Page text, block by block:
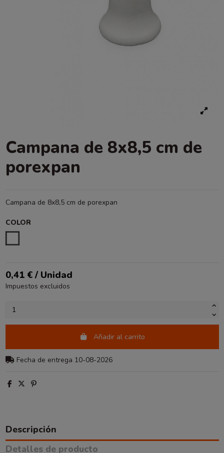
Campana de 8x8,5 cm de
porexpan
Campana de 8x8,5 cm de porexpan
COLOR
0,41 € / Unidad
Impuestos excluidos
Añadir al carrito
Fecha de entrega 10-08-2026
Descripción
Detalles de producto